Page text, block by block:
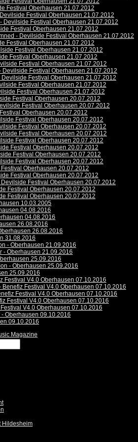
Festival Oberhausen 21.07.2012
Festival Oberhausen 21.07.2012
Devilside Festival Oberhausen 21.07.2012
Festival Oberhausen 21.07.2012
- Devilside Festival Oberhausen 21.07.2012
Festival Oberhausen 21.07.2012
Festival Oberhausen 21.07.2012
Festival Oberhausen 21.07.2012
Festival Oberhausen 21.07.2012
Devilside Festival Oberhausen 21.07.2012
Devilside Festival Oberhausen 21.07.2012
Festival Oberhausen 21.07.2012
Festival Oberhausen 21.07.2012
Festival Oberhausen 20.07.2012
Festival Oberhausen 20.07.2012
Oberhausen 20.07.2012
Festival Oberhausen 20.07.2012
Festival Oberhausen 20.07.2012
Festival Oberhausen 20.07.2012
Festival Oberhausen 20.07.2012
Festival Oberhausen 20.07.2012
Festival Oberhausen 20.07.2012
Festival Oberhausen 20.07.2012
Oberhausen 20.07.2012
Festival Oberhausen 20.07.2012
Festival Oberhausen 20.07.2012
Festival Oberhausen 20.07.2012
Festival Oberhausen 20.07.2012
10.03.2005
04.08.2016
04.08.2016
26.08.2016
26.08.2016
31.08.2016
- Oberhausen 21.09.2016
- Oberhausen 21.09.2016
25.09.2016
- Oberhausen 25.09.2016
25.09.2016
Festival V4.0 Oberhausen 07.10.2016
Benefiz Festival V4.0 Oberhausen 07.10.2016
Festival V4.0 Oberhausen 07.10.2016
Festival V4.0 Oberhausen 07.10.2016
V4.0 Oberhausen 07.10.2016
Oberhausen 09.10.2016
09.10.2016
Hildesheim